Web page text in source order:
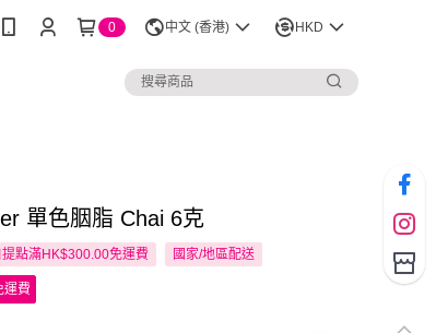
0 中文 (香港) HKD
單色胭脂 Chai 6克
提點滿HK$300.00免運費 國家/地區配送
運費